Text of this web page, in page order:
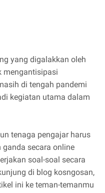
yang digalakkan oleh
mengantisipasi
di tengah pandemi
kegiatan utama dalam
tenaga pengajar harus
secara online
soal-soal secara
di blog kosngosan,
ini ke teman-temanmu